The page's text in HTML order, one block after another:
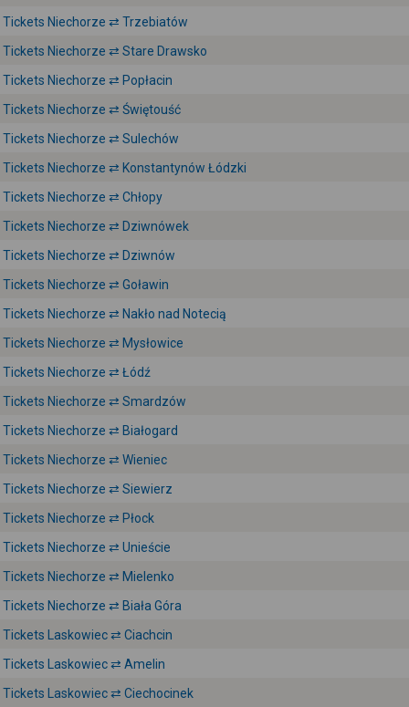
Tickets Niechorze ⇄ Trzebiatów
Tickets Niechorze ⇄ Stare Drawsko
Tickets Niechorze ⇄ Popłacin
Tickets Niechorze ⇄ Świętouść
Tickets Niechorze ⇄ Sulechów
Tickets Niechorze ⇄ Konstantynów Łódzki
Tickets Niechorze ⇄ Chłopy
Tickets Niechorze ⇄ Dziwnówek
Tickets Niechorze ⇄ Dziwnów
Tickets Niechorze ⇄ Goławin
Tickets Niechorze ⇄ Nakło nad Notecią
Tickets Niechorze ⇄ Mysłowice
Tickets Niechorze ⇄ Łódź
Tickets Niechorze ⇄ Smardzów
Tickets Niechorze ⇄ Białogard
Tickets Niechorze ⇄ Wieniec
Tickets Niechorze ⇄ Siewierz
Tickets Niechorze ⇄ Płock
Tickets Niechorze ⇄ Unieście
Tickets Niechorze ⇄ Mielenko
Tickets Niechorze ⇄ Biała Góra
Tickets Laskowiec ⇄ Ciachcin
Tickets Laskowiec ⇄ Amelin
Tickets Laskowiec ⇄ Ciechocinek